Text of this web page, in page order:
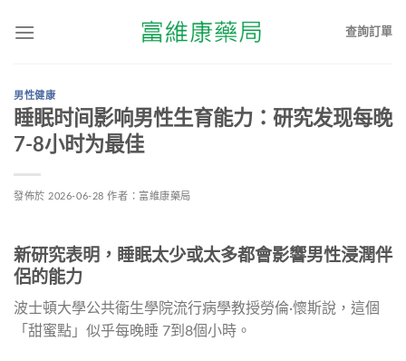
查詢訂單
男性健康
睡眠时间影响男性生育能力：研究发现每晚
7-8小时为最佳
發佈於 2026-06-28 作者： 富維康藥局
新研究表明，睡眠太少或太多都會影響男性浸潤伴
侶的能力
波士頓大學公共衛生學院流行病學教授勞倫·懷斯說，這個
「甜蜜點」似乎每晚睡 7到8個小時。